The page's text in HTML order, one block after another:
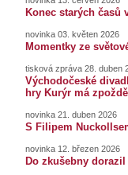
Konec starých časů
novinka 03. květen 2026
Momentky ze
tisková zpráva 28. duben
Východočeské
hry Kurýr má
novinka 21. duben 2026
S Filipem
novinka 12. březen 2026
Do zkušebny dorazil